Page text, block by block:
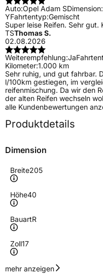
Auto:Opel Adam SDimension:
YFahrtentyp:Gemischt
Super leise Reifen. Sehr gut.
TSThomas S.
02.08.2026
Weiterempfehlung:Ja
Kilometer:1.000 km
Sehr ruhig, und gut fahrbar.
l/100km gestiegen, im
reifenmischung. Da wir den
der alten Reifen wechseln
alle Kundenbewertungen
Produktdetails
Dimension
Breite205
Höhe40
BauartR
Zoll17
Geschwindigkeitsindex
mehr anzeigen